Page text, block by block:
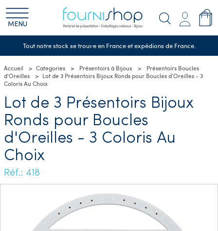
MENU
Tout notre stock se trouve en France et expédions de France.
Accueil Categories Présentoirs à Bijoux
Présentoirs Boucles
d'Oreilles
Lot de 3 Présentoirs Bijoux Ronds pour Boucles d'Oreilles - 3
Coloris Au Choix
Lot de 3 Présentoirs Bijoux
Ronds pour Boucles
d'Oreilles - 3 Coloris Au
Choix
Réf.: 418